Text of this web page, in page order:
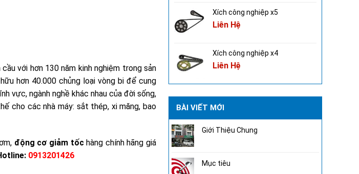
Xích công nghiệp x5
Liên Hệ
Xích công nghiệp x4
Liên Hệ
BÀI VIẾT MỚI
Giới Thiệu Chung
Mục tiêu
với hơn 130 năm kinh nghiệm trong sản
hơn 40.000 chủng loại vòng bi để cung
vực, ngành nghề khác nhau của đời sống,
cho các nhà máy: sắt thép, xi măng, bao
động cơ giảm tốchàng chính hãng giá
0913201426